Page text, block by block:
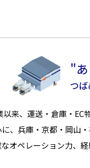
"
つ
来、運送・倉庫・EC
、兵庫・京都・岡山
オペレーション力、